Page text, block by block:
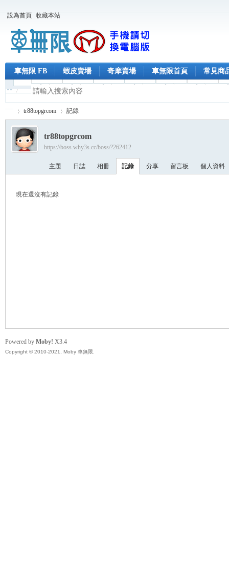
設為首頁 收藏本站
車無限 FB 蝦皮賣場 奇摩賣場 車無限首頁 常見商
›
tr88topgrcom 記錄
tr88topgrcom
https://boss.why3s.cc/boss/?262412
主題 日誌 相冊 記錄 分享 留言板 個人資料
現在還沒有記錄
Powered by Moby! X3.4
Copyright © 2010-2021, Moby 車無限.